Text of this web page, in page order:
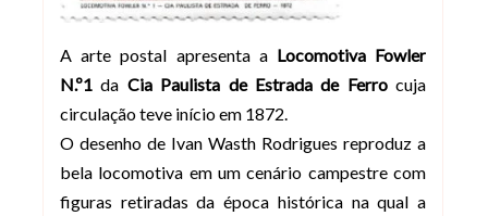
A arte postal apresenta a Locomotiva Fowler
N.º1 da Cia Paulista de Estrada de Ferrocuja
circulação teve início em 1872.
O desenho de Ivan Wasth Rodrigues reproduz a
bela locomotiva em um cenário campestre com
figuras retiradas da época histórica na qual a